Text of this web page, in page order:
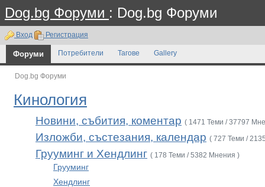
Dog.bg Форуми : Dog.bg Форуми
Вход Регистрация
Форуми Потребители Тагове Gallery
Dog.bg Форуми
Кинология
Новини, събития, коментар ( 1471 Теми / 37797
Изложби, състезания, календар ( 727 Теми /
Грууминг и Хендлинг ( 178 Теми / 5382 Мнения )
Грууминг
Хендлинг